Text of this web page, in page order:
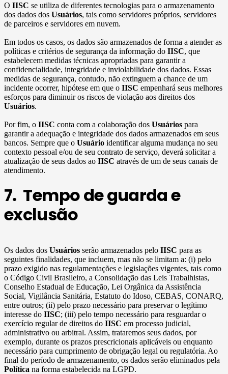
O IISC se utiliza de diferentes tecnologias para o armazenamento
dos dados dos Usuários, tais como servidores próprios, servidores
de parceiros e servidores em nuvem.
Em todos os casos, os dados são armazenados de forma a atender as
políticas e critérios de segurança da informação do IISC, que
estabelecem medidas técnicas apropriadas para garantir a
confidencialidade, integridade e inviolabilidade dos dados. Essas
medidas de segurança, contudo, não extinguem a chance de um
incidente ocorrer, hipótese em que o IISC empenhará seus melhores
esforços para diminuir os riscos de violação aos direitos dos
Usuários.
Por fim, o IISC conta com a colaboração dos Usuários para
garantir a adequação e integridade dos dados armazenados em seus
bancos. Sempre que o Usuário identificar alguma mudança no seu
contexto pessoal e/ou de seu contrato de serviço, deverá solicitar a
atualização de seus dados ao IISC através de um de seus canais de
atendimento.
7. Tempo de guarda e
exclusão
Os dados dos Usuários serão armazenados pelo IISC para as
seguintes finalidades, que incluem, mas não se limitam a: (i) pelo
prazo exigido nas regulamentações e legislações vigentes, tais como
o Código Civil Brasileiro, a Consolidação das Leis Trabalhistas,
Conselho Estadual de Educação, Lei Orgânica da Assistência
Social, Vigilância Sanitária, Estatuto do Idoso, CEBAS, CONARQ,
entre outros; (ii) pelo prazo necessário para preservar o legítimo
interesse do IISC; (iii) pelo tempo necessário para resguardar o
exercício regular de direitos do IISC em processo judicial,
administrativo ou arbitral. Assim, trataremos seus dados, por
exemplo, durante os prazos prescricionais aplicáveis ou enquanto
necessário para cumprimento de obrigação legal ou regulatória. Ao
final do período de armazenamento, os dados serão eliminados pela
Política na forma estabelecida na LGPD.